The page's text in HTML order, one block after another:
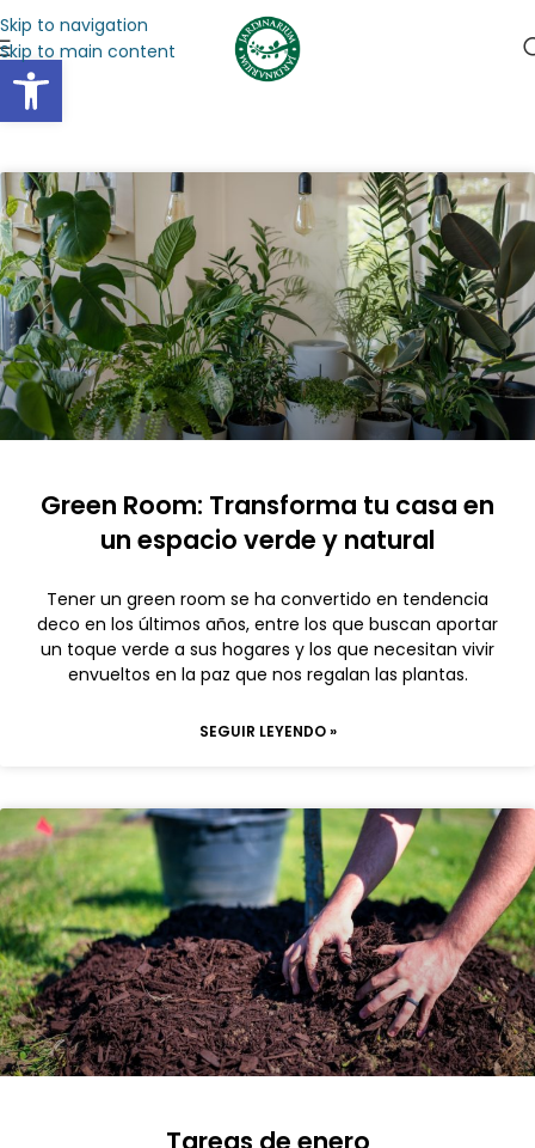
Abrir barra de herramientas
Skip to navigation
Skip to main content
Green Room: Transforma tu casa en
un espacio verde y natural
Tener un green room se ha convertido en tendencia
deco en los últimos años, entre los que buscan aportar
un toque verde a sus hogares y los que necesitan vivir
envueltos en la paz que nos regalan las plantas.
SEGUIR LEYENDO »